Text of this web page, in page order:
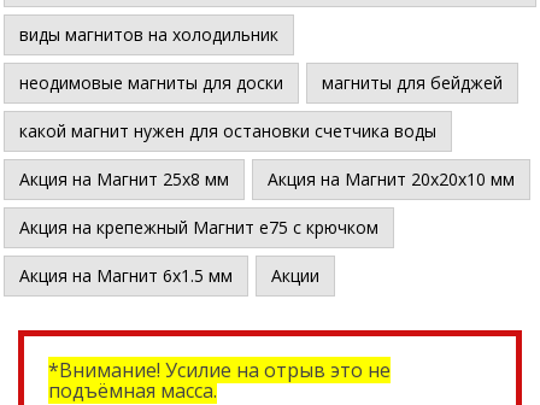
виды магнитов на холодильник
неодимовые магниты для доски магниты для бейджей
какой магнит нужен для остановки счетчика воды
Акция на Магнит 25х8 мм Акция на Магнит 20х20х10 мм
Акция на крепежный Магнит е75 с крючком
Акция на Магнит 6х1.5 мм Акции
*Внимание! Усилие на отрыв это не
подъёмная масса.